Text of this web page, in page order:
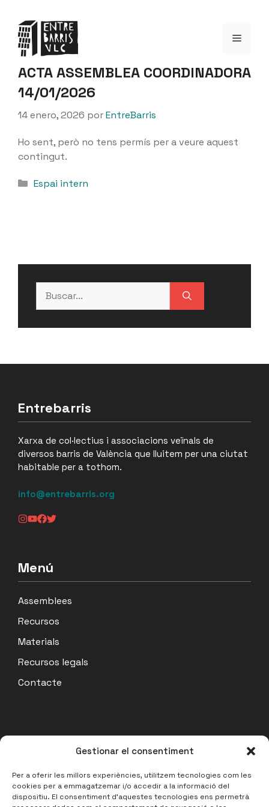
Gestionar el consentiment
Per a oferir les millors experiències, utilitzem tecnologies com les
cookies per a emmagatzemar i/o accedir a la informació del
dispositiu. El consentiment d'aquestes tecnologies ens permetrà
Saltar
contenido
Menú
ACTA ASSEMBLEA COORDINADORA
14/01/2026
14 enero, 2026 porEntreBarris
Ho sent, però no tens permís per a veure aquest
contingut.
Categorías
Espai intern
Entrebarris
Xarxa de col·lectius i associacions veïnals de
diversos barris de València que lluitem per una ciutat
habitable per a tothom.
info@entrebarris.org
Menú
Assemblees
Recursos
Materials
Recursos legals
Contacte
Actualitat
Acta Assemblea Coordinadora 07/07/26
14 julio, 2026